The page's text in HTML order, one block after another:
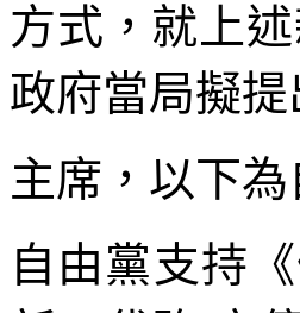
方式，就上
政府當局擬
主席，以下
自由黨支持